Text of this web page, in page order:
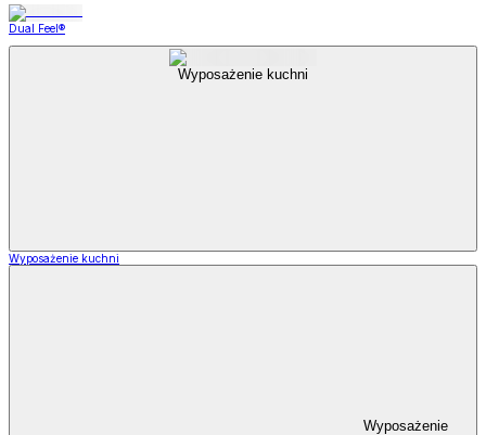
Dual Feel®
Wyposażenie kuchni
Wyposażenie kuchni
Wyposażenie